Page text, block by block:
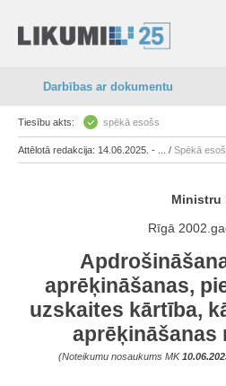
Darbības ar dokumentu
Tiesību akts: spēkā esošs
Attēlotā redakcija: 14.06.2025. - ... / Spēkā
Ministru
Rīgā
aprēķināšanas,
uzskaites kārtība,
aprēķināšanas
(Noteikumu nosaukums MK